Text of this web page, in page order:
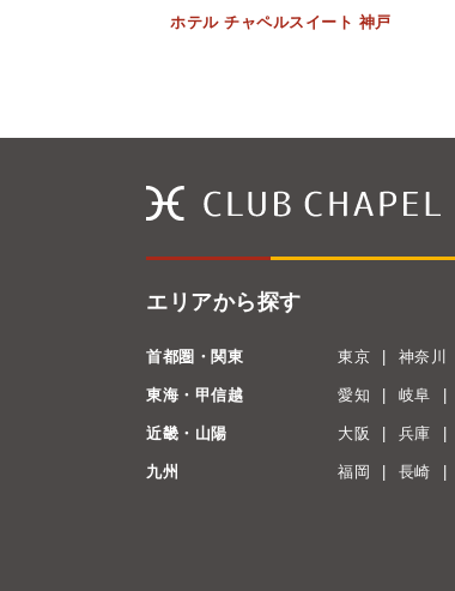
ホテル チャペルスイート 神戸
エリアから探す
首都圏・関東 東京 神奈川
東海・甲信越 愛知 岐阜
近畿・山陽 大阪 兵庫
九州 福岡 長崎